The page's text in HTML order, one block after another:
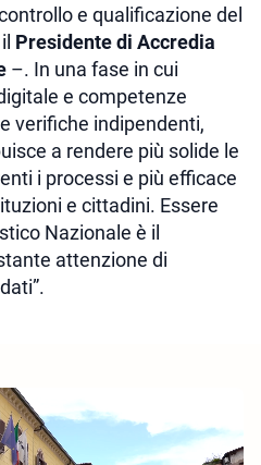
e qualificazione del
Presidente di Accredia
–. In una fase in cui
e competenze
verifiche indipendenti,
a rendere più solide le
i processi e più efficace
e cittadini. Essere
Nazionale è il
attenzione di